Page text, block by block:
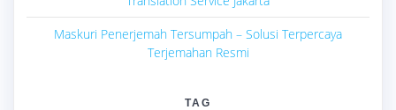
Maskuri Penerjemah Tersumpah – Solusi Terpercaya
Terjemahan Resmi
TAG